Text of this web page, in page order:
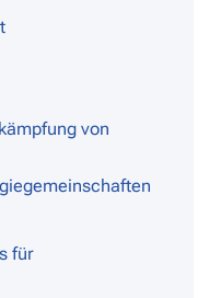
von
für